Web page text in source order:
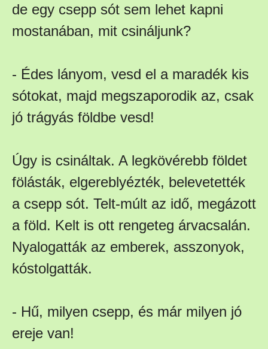
de egy csepp sót sem lehet kapni
mostanában, mit csináljunk?
- Édes lányom, vesd el a maradék kis
sótokat, majd megszaporodik az, csak
jó trágyás földbe vesd!
Úgy is csináltak. A legkövérebb földet
fölásták, elgereblyézték, belevetették
a csepp sót. Telt-múlt az idő, megázott
a föld. Kelt is ott rengeteg árvacsalán.
Nyalogatták az emberek, asszonyok,
kóstolgatták.
- Hű, milyen csepp, és már milyen jó
ereje van!